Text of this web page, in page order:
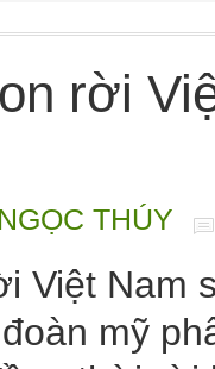
rời
THÚY
Việt Nam
mỹ